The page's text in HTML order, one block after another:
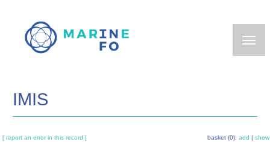
main
IMIS
[ report an error in this record ] basket (0): add show